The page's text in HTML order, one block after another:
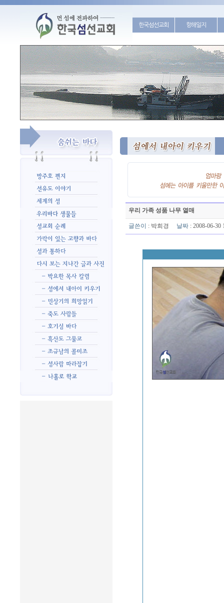
한국섬선교회 항해일지
우리 가족 성품 나무 열매
글쓴이 : 박희경 날짜: 2008-06-